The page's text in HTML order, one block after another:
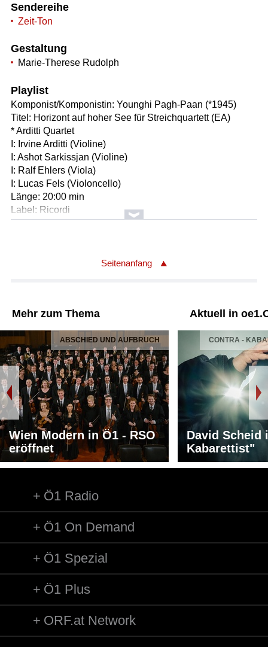
Sendereihe
Zeit-Ton
Gestaltung
Marie-Therese Rudolph
Playlist
Komponist/Komponistin: Younghi Pagh-Paan (*1945)
Titel: Horizont auf hoher See für Streichquartett (EA)
* Arditti Quartet
I: Irvine Arditti (Violine)
I: Ashot Sarkissjan (Violine)
I: Ralf Ehlers (Viola)
I: Lucas Fels (Violoncello)
Länge: 20:00 min
Label: Ricordi
quartet and sinewaves (EA)
I: Ralf Ehlers (Viola)
I: Lucas Fels (Violoncello)
Länge: 13:33 min
Label: Peters
Komponist/Komponistin: Klaus Lang (*1971)
Titel: seven views of white (EA) (Ausschnitt)
* Arditti Quartet
I: Irvine Arditti (Violine)
I: Ashot Sarkissjan (Violine)
I: Ralf Ehlers (Viola)
I: Lucas Fels (Violoncello)
Seitenanfang
Mehr zum Thema
ABSCHIED UND AUFBRUCH
Wien Modern in Ö1 - RSO
eröffnet
Aktuell in
CONTRA -
David Scheid
Kabarettist"
Ö1 Radio
Ö1 On Demand
Ö1 Spezial
Ö1 Plus
ORF.at Network